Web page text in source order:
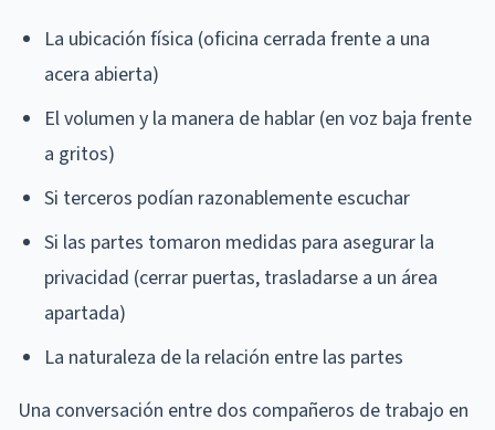
La ubicación física (oficina cerrada frente a una
acera abierta)
El volumen y la manera de hablar (en voz baja frente
a gritos)
Si terceros podían razonablemente escuchar
Si las partes tomaron medidas para asegurar la
privacidad (cerrar puertas, trasladarse a un área
apartada)
La naturaleza de la relación entre las partes
Una conversación entre dos compañeros de trabajo en